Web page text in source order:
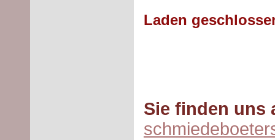
Laden
Sie finden uns